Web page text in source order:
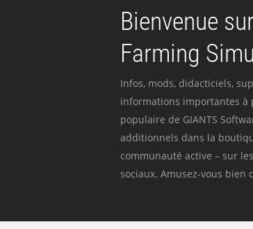
Bienvenue
Farming
Infos, mods, didacticiels,
informations importantes à
populaire de GIANTS
additionnels dans la
communauté active – sur
sociaux. Amusez-vous